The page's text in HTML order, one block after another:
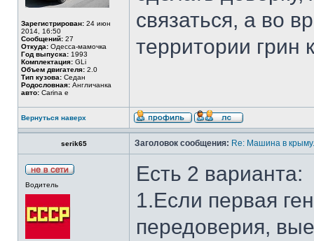
Зарегистрирован: 24 июн
2014, 16:50
Сообщений: 27
Откуда: Одесса-мамочка
Год выпуска: 1993
Комплектация: GLi
Объем двигателя: 2.0
Тип кузова: Седан
Родословная: Англичанка
авто: Carina e
связаться, а во
территории грин
Вернуться наверх
serik65 Заголовок сообщения: Re: Машина в
Водитель
Есть 2 варианта:
1.Если первая
передоверия,